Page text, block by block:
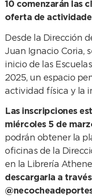
10 comenzarán las
oferta de
Desde la Dirección
Juan Ignacio Coria,
inicio de las
2025, un espacio
actividad física y la
Las inscripciones
miércoles 5 de
podrán obtener la
oficinas de la
en la Librería
descargarla a